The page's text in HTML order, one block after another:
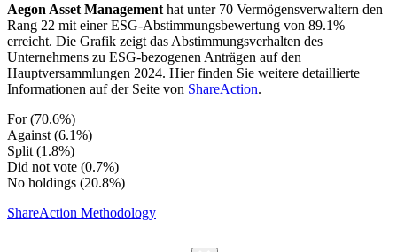
Aegon Asset Management hat unter 70 Vermögensverwaltern den
Rang 22 mit einer ESG-Abstimmungsbewertung von 89.1%
erreicht. Die Grafik zeigt das Abstimmungsverhalten des
Unternehmens zu ESG-bezogenen Anträgen auf den
Hauptversammlungen 2024. Hier finden Sie weitere detaillierte
Informationen auf der Seite von ShareAction.
For (70.6%)
Against (6.1%)
Split (1.8%)
Did not vote (0.7%)
No holdings (20.8%)
ShareAction Methodology